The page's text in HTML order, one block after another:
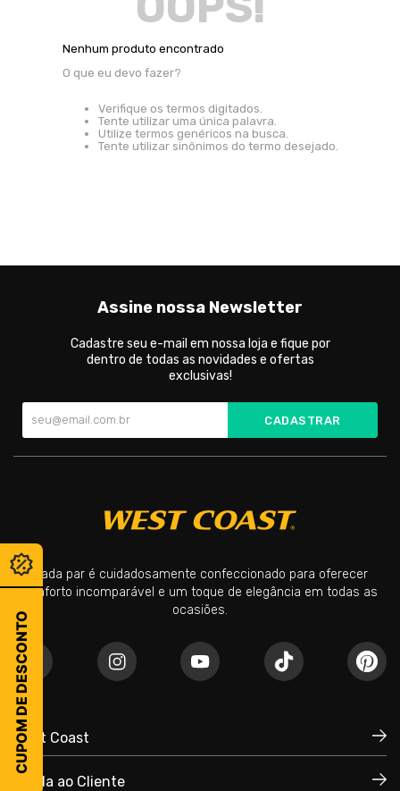
CUPOM DE DESCONTO
Nenhum produto encontrado
O que eu devo fazer?
Verifique os termos digitados.
Tente utilizar uma única palavra.
Utilize termos genéricos na busca.
Tente utilizar sinônimos do termo desejado.
Assine nossa Newsletter
Cadastre seu e-mail em nossa loja e fique por
dentro de todas as novidades e ofertas
exclusivas!
CADASTRAR
Cada par é cuidadosamente confeccionado para oferecer
conforto incomparável e um toque de elegância em todas as
ocasiões.
West Coast
Quem Somos
Ajuda ao Cliente